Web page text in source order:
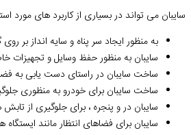
سایبان می تواند در بسیاری از کاربرد های مورد
به منظور ایجاد سر پناه و سایه انداز بر
سایبان به منظور حفظ وسایل و تجهیزات
ساخت سایبان در راستای دست یابی به
ساخت سایبان برای خودرو به منظوری
سایبان در و پنجره ، برای جلوگیری از
سایبان برای فضاهای انتظار مانند